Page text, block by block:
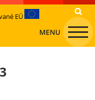
EÚ
MENU